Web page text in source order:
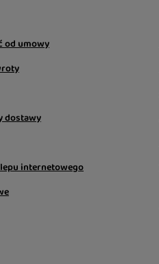
od umowy
dostawy
internetowego